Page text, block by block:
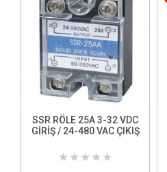
SSR RÖLE 25A 3-32 VDC
GİRİŞ / 24-480 VAC ÇIKIŞ
★ ★ ★ ★ ★